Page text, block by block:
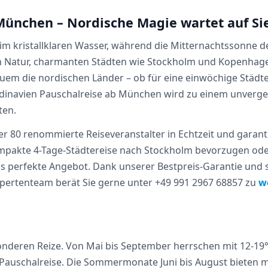
– Nordische Magie wartet auf
kristallklaren Wasser, während die Mitternachtssonne
charmanten Städten wie Stockholm und
die nordischen Länder – ob für eine einwöchige
Pauschalreise ab München wird zu einem
80 renommierte Reiseveranstalter in Echtzeit und
4-Tage-Städtereise nach Stockholm bevorzugen
perfekte Angebot. Dank unserer Bestpreis-Garantie
berät Sie gerne unter +49 991 2967 68857 zu
Reize. Von Mai bis September herrschen mit 12-
Die Sommermonate Juni bis August bieten